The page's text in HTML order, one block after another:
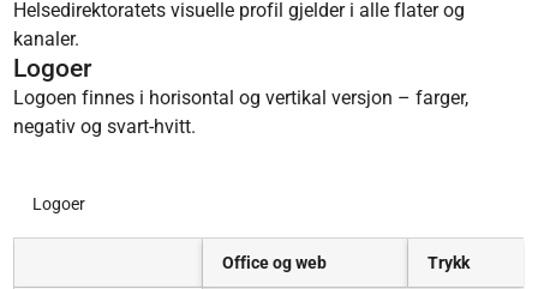
Helsedirektoratets visuelle profil gjelder i alle flater og
kanaler.
Logoer
Logoen finnes i horisontal og vertikal versjon – farger,
negativ og svart-hvitt.
Logoer
Office og web Trykk